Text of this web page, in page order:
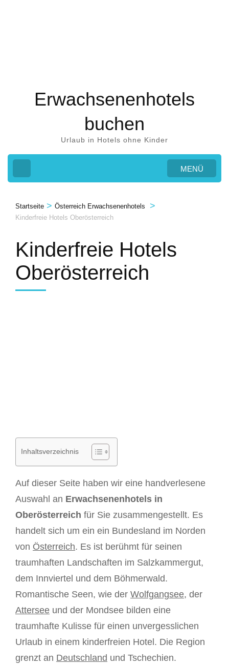
Erwachsenenhotels
buchen
Urlaub in Hotels ohne Kinder
MENÜ
Startseite > Österreich Erwachsenenhotels >
Kinderfreie Hotels Oberösterreich
Kinderfreie Hotels
Oberösterreich
Inhaltsverzeichnis
Auf dieser Seite haben wir eine handverlesene
Auswahl an Erwachsenenhotels in
Oberösterreich für Sie zusammengestellt. Es
handelt sich um ein ein Bundesland im Norden
von Österreich. Es ist berühmt für seinen
traumhaften Landschaften im Salzkammergut,
dem Innviertel und dem Böhmerwald.
Romantische Seen, wie der Wolfgangsee, der
Attersee und der Mondsee bilden eine
traumhafte Kulisse für einen unvergesslichen
Urlaub in einem kinderfreien Hotel. Die Region
grenzt an Deutschland und Tschechien.